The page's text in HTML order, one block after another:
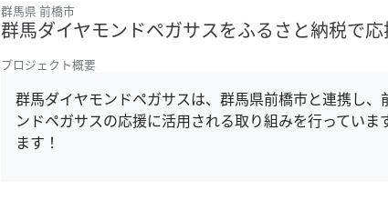
群馬県 前橋市
群馬ダイヤモンドペガサスをふるさと納税で応
プロジェクト概要
群馬ダイヤモンドペガサスは、群馬県前橋市と連携し
ンドペガサスの応援に活用される取り組みを行ってい
ます！